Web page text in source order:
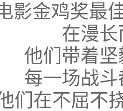
影金鸡奖最
在漫
他们带着
每一场战
们在不屈不